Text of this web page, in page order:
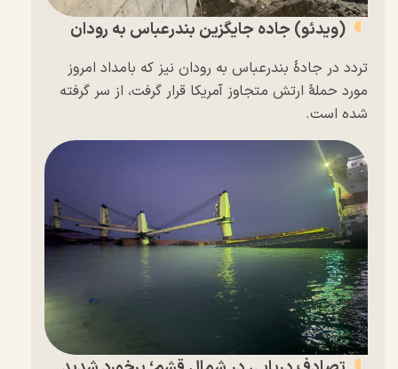
(ویدئو) جاده جایگزین بندرعباس به رودان
تردد در جادهٔ بندرعباس به رودان نیز که بامداد امروز
مورد حملهٔ ارتش متجاوز آمریکا قرار گرفت، از سر گرفته
شده است.